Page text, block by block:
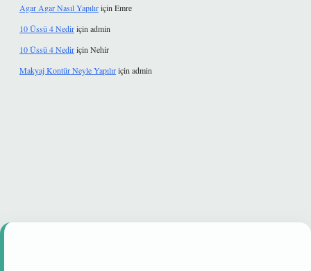
Agar Agar Nasıl Yapılıriçin Emre
10 Üssü 4 Nediriçin admin
10 Üssü 4 Nediriçin Nehir
Makyaj Kontür Neyle Yapılıriçin admin
güvenilir mi